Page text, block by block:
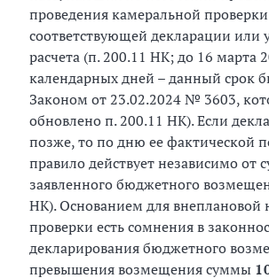
проведения камеральной проверки
соответствующей декларации или
расчета (п. 200.11 НК; до 16 марта
календарных дней – данный срок
Законом от 23.02.2024 № 3603,
обновлено п. 200.11 НК). Если
позже, то по дню ее фактической
правило действует независимо от
заявленного бюджетного
НК). Основанием для внеплановой
проверки есть сомнения в
декларирования бюджетного
превышения возмещения суммы